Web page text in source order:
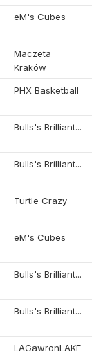
eM's Cubes
Maczeta
Kraków
PHX Basketball
Bulls's Brilliant...
Bulls's Brilliant...
Turtle Crazy
eM's Cubes
Bulls's Brilliant...
Bulls's Brilliant...
LAGawronLAKE